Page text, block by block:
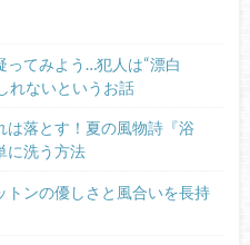
ってみよう…犯人は“漂白
れないというお話
は落とす！夏の風物詩『浴
に洗う方法
トンの優しさと風合いを長持